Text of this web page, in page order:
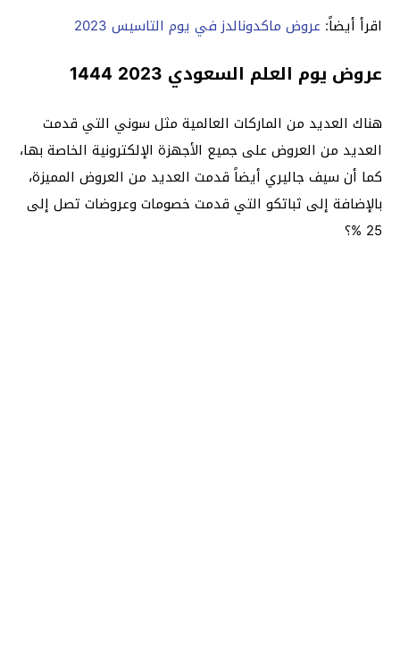
اقرأ أيضاً: عروض ماكدونالدز في يوم التاسيس 2023
عروض يوم العلم السعودي 2023 1444
هناك العديد من الماركات العالمية مثل سوني التي قدمت
العديد من العروض على جميع الأجهزة الإلكترونية الخاصة بها،
كما أن سيف جاليري أيضاً قدمت العديد من العروض المميزة،
بالإضافة إلى ثباتكو التي قدمت خصومات وعروضات تصل إلى
25 %؟